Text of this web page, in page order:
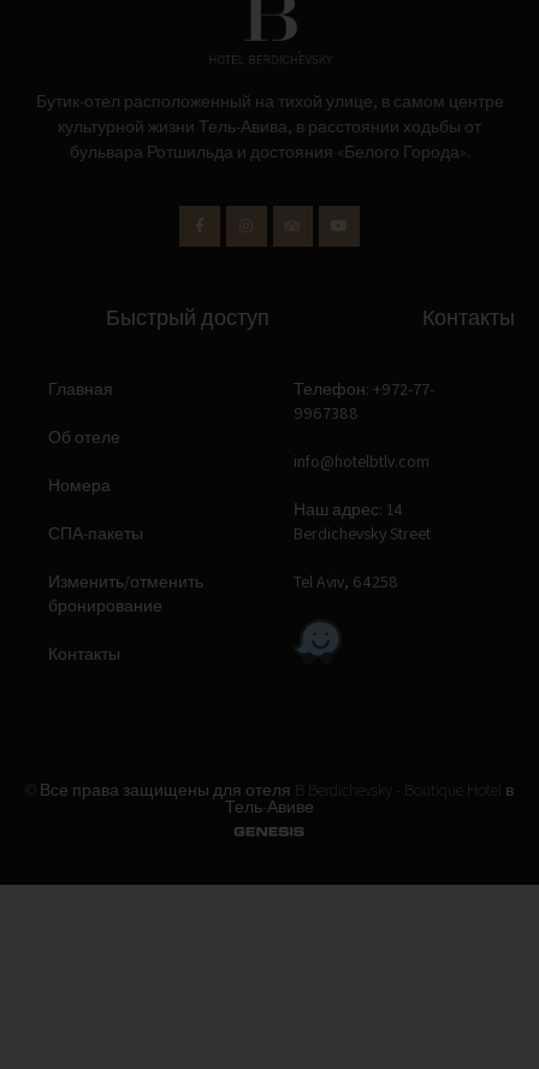
Бутик-отел расположенный на тихой улице, в самом центре
культурной жизни Тель-Авива, в расстоянии ходьбы от
бульвара Ротшильда и достояния «Белого Города».
Быстрый доступ
Главная
Об отеле
Номера
СПА-пакеты
Изменить/отменить
бронирование
Контакты
Контакты
Телефон: +972-77-
9967388
info@hotelbtlv.com
Наш адрес: 14
Berdichevsky Street
Tel Aviv, 64258
© Все права защищены для отеля B Berdichevsky - Boutique Hotel в
Тель-Авиве